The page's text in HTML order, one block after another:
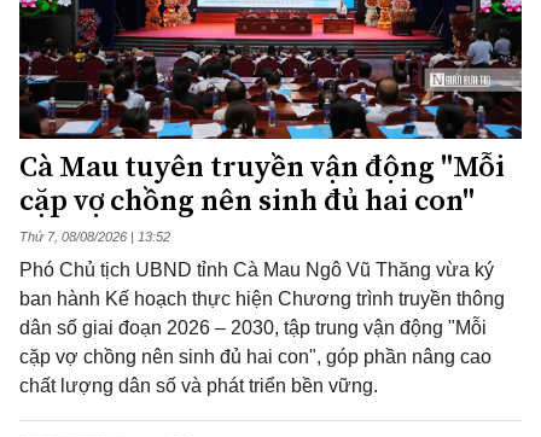
Cà Mau tuyên truyền vận động "Mỗi
cặp vợ chồng nên sinh đủ hai con"
Thứ 7, 08/08/2026 | 13:52
Phó Chủ tịch UBND tỉnh Cà Mau Ngô Vũ Thăng vừa ký
ban hành Kế hoạch thực hiện Chương trình truyền thông
dân số giai đoạn 2026 – 2030, tập trung vận động "Mỗi
cặp vợ chồng nên sinh đủ hai con", góp phần nâng cao
chất lượng dân số và phát triển bền vững.